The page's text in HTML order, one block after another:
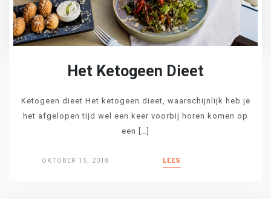
Het Ketogeen Dieet
Ketogeen dieet Het ketogeen dieet, waarschijnlijk heb je
het afgelopen tijd wel een keer voorbij horen komen op
een […]
OKTOBER 15, 2018 LEES